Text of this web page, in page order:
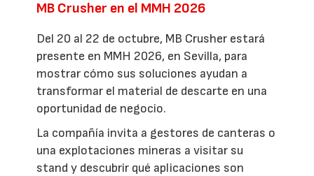
MB Crusher en el MMH 2026
Del 20 al 22 de octubre, MB Crusher estará
presente en MMH 2026, en Sevilla, para
mostrar cómo sus soluciones ayudan a
transformar el material de descarte en una
oportunidad de negocio.
La compañía invita a gestores de canteras o
una explotaciones mineras a visitar su
stand y descubrir qué aplicaciones son